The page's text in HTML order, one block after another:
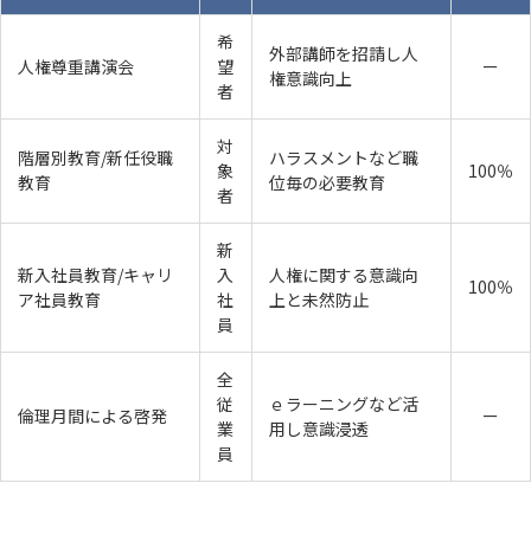
人権尊重講演会
希
望
者
外部講師を招請し人
権意識向上
ー
階層別教育/新任役職
教育
対
象
者
ハラスメントなど職
位毎の必要教育
100％
新入社員教育/キャリ
ア社員教育
新
入
社
員
人権に関する意識向
上と未然防止
100％
倫理月間による啓発
全
従
業
員
ｅラーニングなど活
用し意識浸透
ー